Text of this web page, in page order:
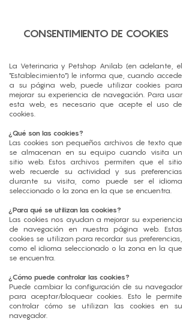
CONSENTIMIENTO DE COOKIES
La Veterinaria y Petshop Anilab (en adelante, el
"Establecimiento") le informa que, cuando accede
a su página web, puede utilizar cookies para
mejorar su experiencia de navegación. Para usar
esta web, es necesario que acepte el uso de
cookies.
¿Qué son las cookies?
Las cookies son pequeños archivos de texto que
se almacenan en su equipo cuando visita un
sitio web. Estos archivos permiten que el sitio
web recuerde su actividad y sus preferencias
durante su visita, como puede ser el idioma
seleccionado o la zona en la que se encuentra.
¿Para qué se utilizan las cookies?
Las cookies nos ayudan a mejorar su experiencia
de navegación en nuestra página web. Estas
cookies se utilizan para recordar sus preferencias,
como el idioma seleccionado o la zona en la que
se encuentra.
¿Cómo puede controlar las cookies?
Puede cambiar la configuración de su navegador
para aceptar/bloquear cookies. Esto le permite
controlar cómo se utilizan las cookies en su
navegador.